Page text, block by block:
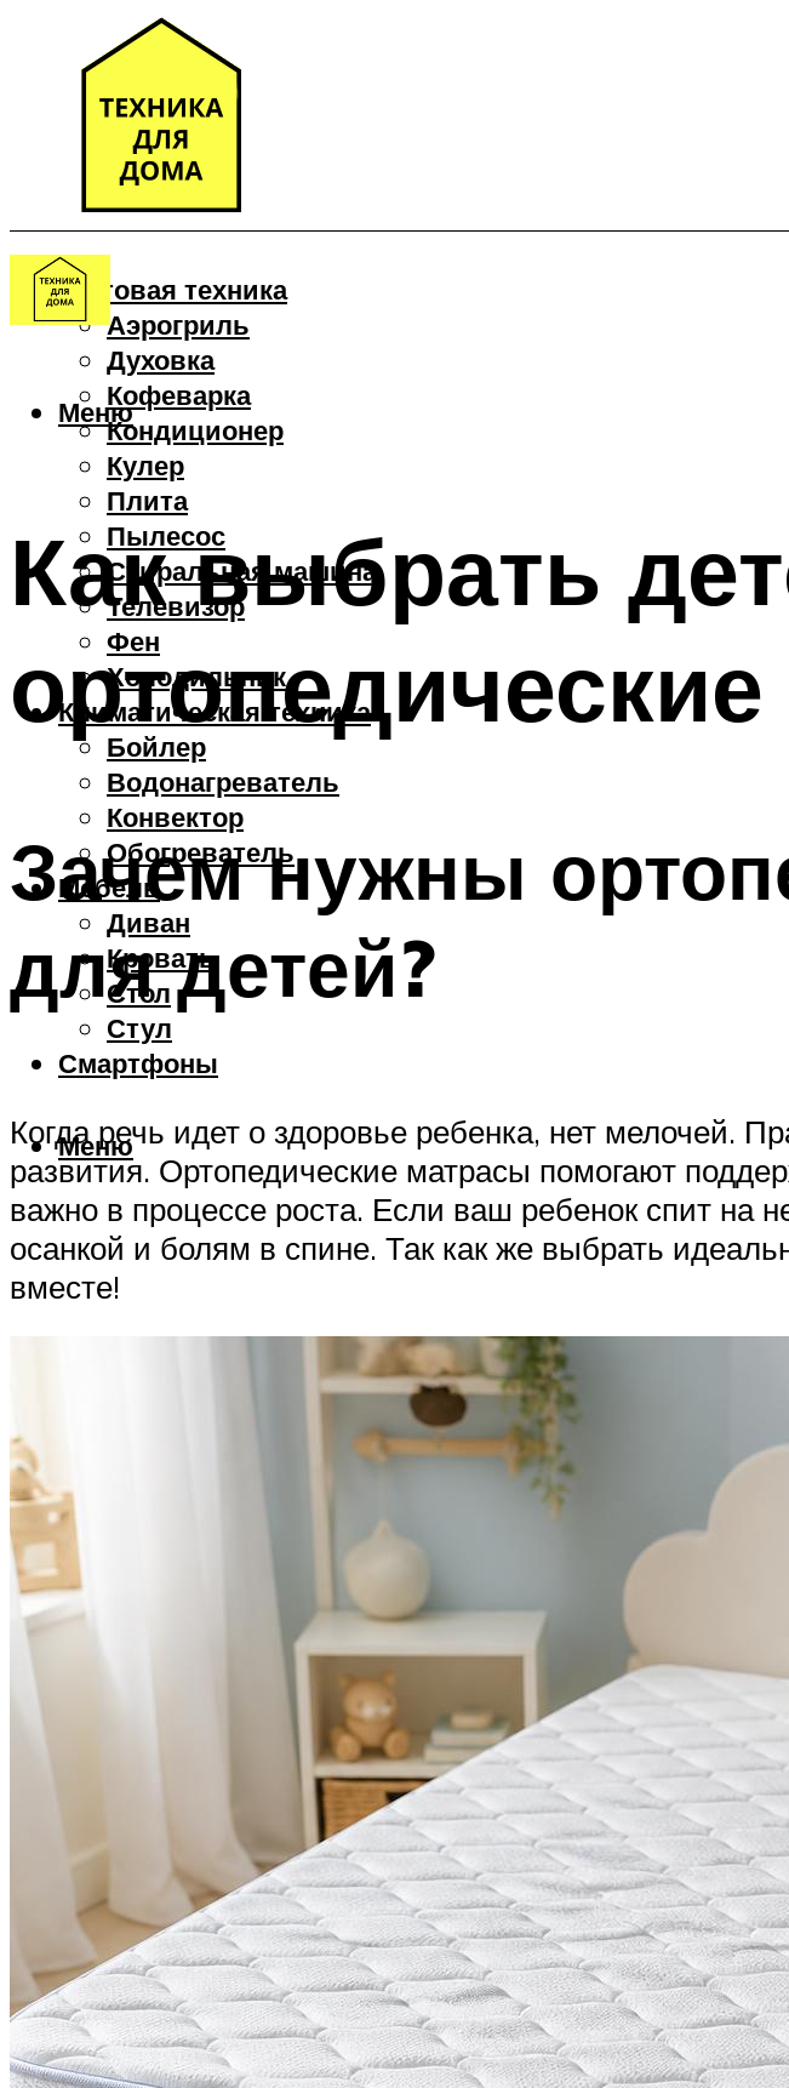
Бытовая техника
Аэрогриль
Духовка
Кофеварка
Кондиционер
Кулер
Плита
Пылесос
Стиральная машина
Телевизор
Фен
Холодильник
Климатическая техника
Бойлер
Водонагреватель
Конвектор
Обогреватель
Мебель
Диван
Кровать
Стол
Стул
Смартфоны
Меню
Меню
Как выбрать
Зачем нужны
для детей?
Когда речь идет о здоровье ребенка, нет мелочей.
развития. Ортопедические матрасы помогают
важно в процессе роста. Если ваш ребенок спит на
осанкой и болям в спине. Так как же выбрать
вместе!